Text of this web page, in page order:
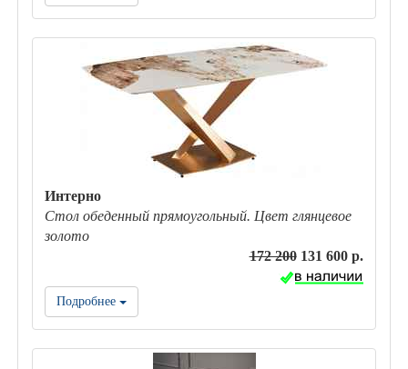
Интерно
Стол обеденный прямоугольный. Цвет глянцевое
золото
172 200131 600 р.
Подробнее